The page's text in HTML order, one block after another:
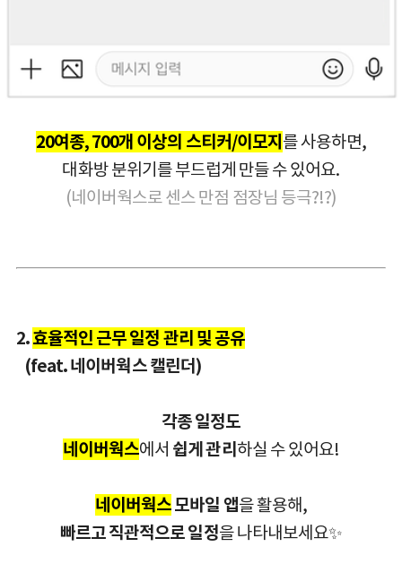
20여종, 700개 이상의 스티커/이모지 를 사용하면,
대화방 분위기를 부드럽게 만들 수 있어요.
(네이버웍스로 센스 만점 점장님 등극?!?)
2.효율적인 근무 일정 관리 및 공유
(feat. 네이버웍스 캘린더)
각종 일정도
네이버웍스에서 쉽게 관리 하실 수 있어요!
네이버웍스모바일 앱을 활용해,
빠르고 직관적으로 일정을 나타내보세요✨